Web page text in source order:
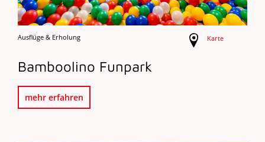
Ausflüge & Erholung Karte
Bamboolino Funpark
mehr erfahren